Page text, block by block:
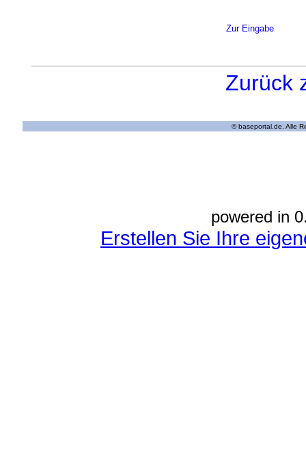
Zur Eingabe
Zurück
© baseportal.de. Alle
powered in
Erstellen Sie Ihre